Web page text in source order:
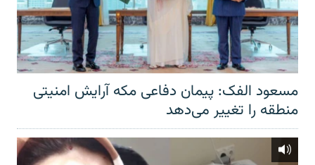
مسعود الفک: پیمان دفاعی مکه آرایش امنیتی
منطقه را تغییر می‌دهد